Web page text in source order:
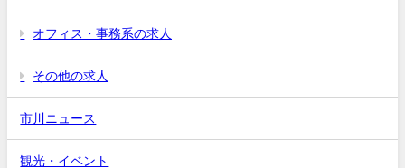
オフィス・事務系の求人
その他の求人
市川ニュース
観光・イベント